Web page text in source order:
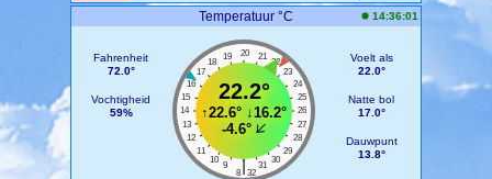
Temperatuur °C
14:36:01
Fahrenheit
72.0°
Vochtigheid
59%
20
19 21
18
22
17
23
16
24
15
25
14
26
13
27
12
28
11
29
10
30
9 31
|
8 32
22.2°
↑22.6° ↓16.2°
-4.6°
Voelt als
22.0°
Natte bol
17.0°
Dauwpunt
13.8°